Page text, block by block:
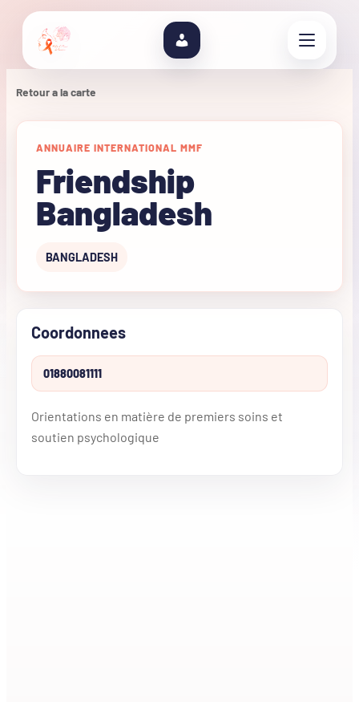
Retour a la carte
ANNUAIRE INTERNATIONAL MMF
Friendship
Bangladesh
BANGLADESH
Coordonnees
01880081111
Orientations en matière de premiers soins et
soutien psychologique